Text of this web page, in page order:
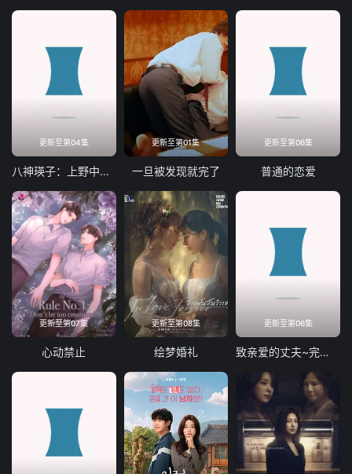
更新至第04集
八神瑛子：上野中央署组织犯罪对策课
更新至第01集
一旦被发现就完了
更新至第06集
普通的恋爱
更新至第07集
心动禁止
更新至第08集
绘梦婚礼
更新至第06集
致亲爱的丈夫~完美妻子的谎言~